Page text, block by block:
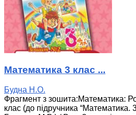
Математика 3 клас ...
Будна Н.О.
Фрагмент з зошита:Математика:
клас (до підручника “Математика.